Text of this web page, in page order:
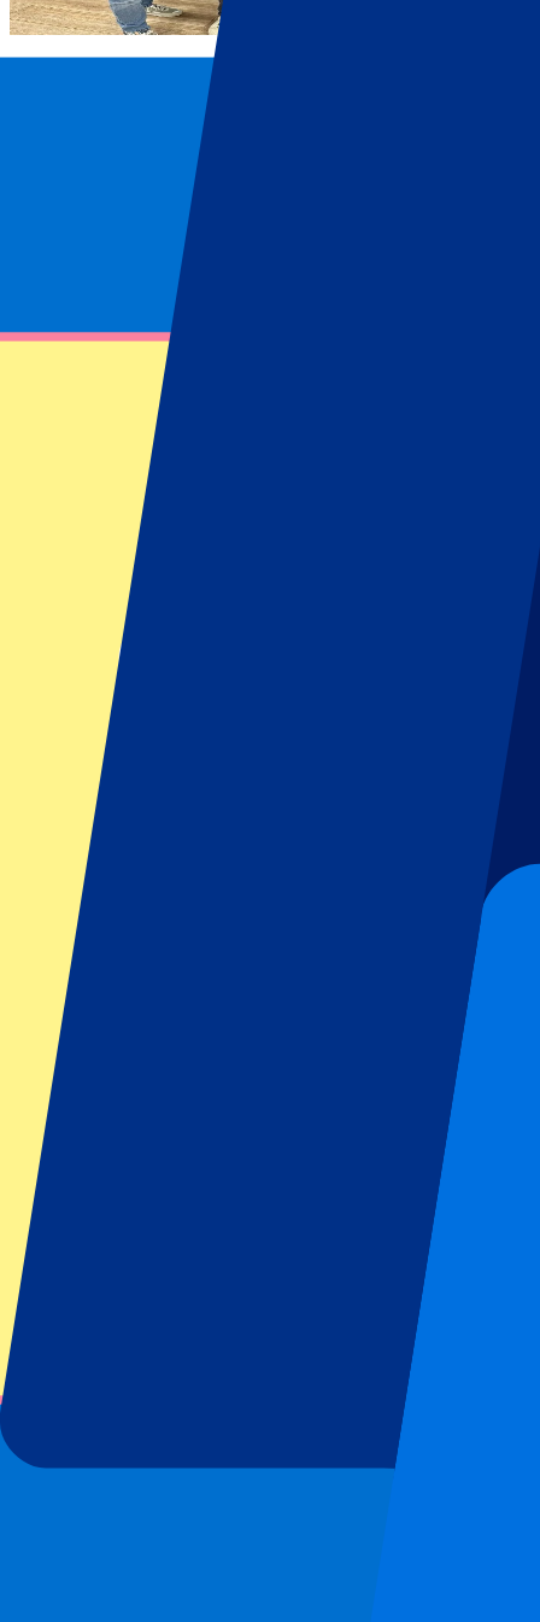
Sander de Kramer en de school in Sierra
Bij P1 Travel geloven we sterk in het creëren van kansen en het
een school te ontwikkelen in Sierra Leone. Deze school was niet
Het ondersteunen van dit project was voor ons veel meer dan
hun potentieel te bereiken en een betere toekomst voor henzelf en
onvergetelijke ervaringen bieden die hun leven blijvend zullen
De jaarlijkse deelname aan de Leidse
De Leidse Marathon is voor ons meer dan alleen een
Voor het jaar 2024 hebben we besloten om het goede doel
Make-A-
graag ons steentje bij aan deze organisatie, in de hoop dat al hun
Social Goodwill Days bij P1 Travel
Bij P1 Travel staat het creëren van onvergetelijke ervaringen
ondersteunen van lokale gemeenschappen, het beschermen van
essentieel onderdeel van onze missie om onvergetelijke ervaringen
Join the club
Ben jij net zo fanatiek als wij? Wil je deel uitmaken van een
vacatures. En wie weet, join jij binnenkort de club!